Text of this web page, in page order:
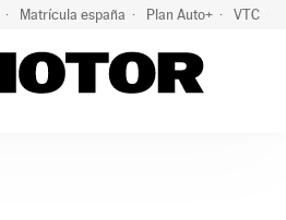
Matrícula españa Plan Auto+ VTC